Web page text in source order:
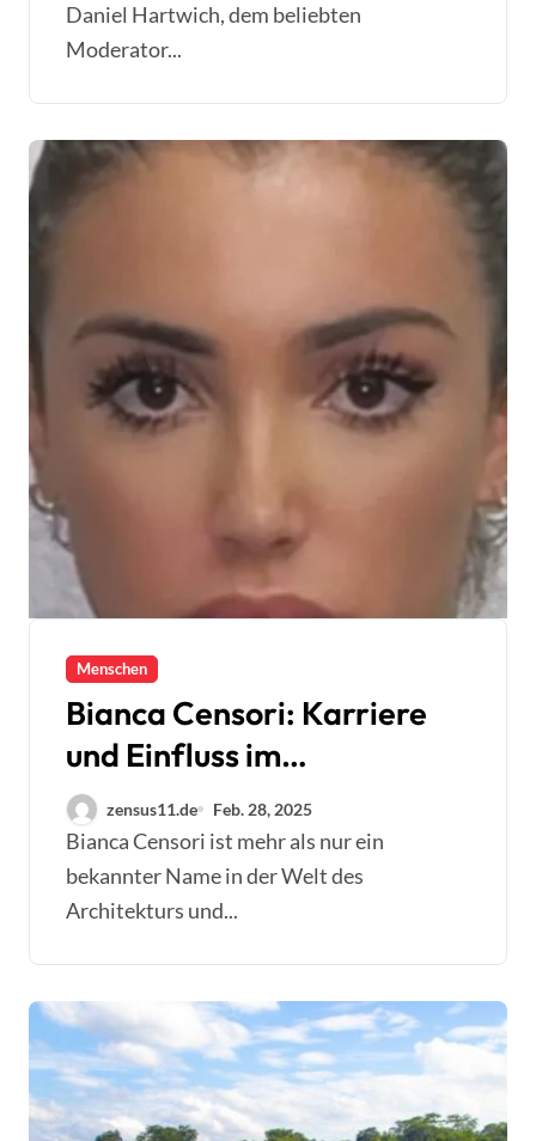
Daniel Hartwich, dem beliebten
Moderator...
Menschen
Bianca Censori: Karriere
und Einfluss im
Designbereich
zensus11.de Feb. 28, 2025
Bianca Censori ist mehr als nur ein
bekannter Name in der Welt des
Architekturs und...